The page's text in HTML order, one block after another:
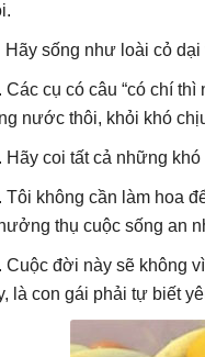
Hãy sống như loài cỏ
Các cụ có câu “có chí
nước thôi, khỏi khó
Hãy coi tất cả những
Tôi không cần làm hoa
thụ cuộc sống an
Cuộc đời này sẽ không
là con gái phải tự biết